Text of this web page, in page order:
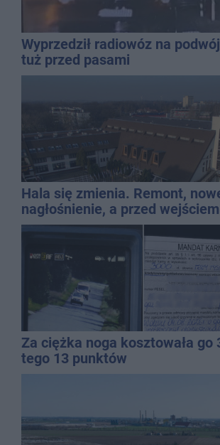
Wyprzedził radiowóz na
tuż przed pasami
Hala się zmienia. Remont,
nagłośnienie, a przed
QEMETICA ARENA
Za ciężka noga kosztowała go
tego 13 punktów